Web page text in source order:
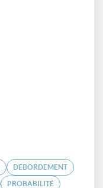
DÉBORDEMENT
PROBABILITÉ